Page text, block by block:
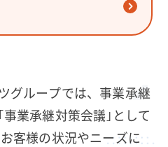
グループでは、事業承継
業承継対策会議｣として
客様の状況やニーズに